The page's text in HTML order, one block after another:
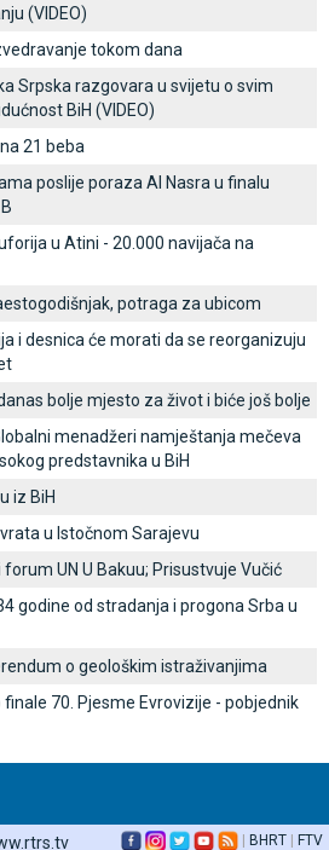
(VIDEO)
tokom dana
Srpska razgovara u svijetu o svim
BiH (VIDEO)
21 beba
poslije poraza Al Nasra u finalu
u Atini - 20.000 navijača na
potraga za ubicom
i desnica će morati da se reorganizuju
bolje mjesto za život i biće još bolje
menadžeri namještanja mečeva
predstavnika u BiH
iz BiH
u Istočnom Sarajevu
UN U Bakuu; Prisustvuje Vučić
godine od stradanja i progona Srba u
o geološkim istraživanjima
70. Pjesme Evrovizije - pobjednik
BHRT FTV